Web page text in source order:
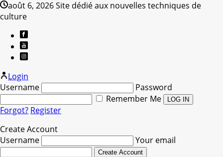
août 6, 2026Site dédié aux nouvelles techniques de
culture
Login
Username
Password
Remember Me
Forgot? Register
Create Account
Username
Your email